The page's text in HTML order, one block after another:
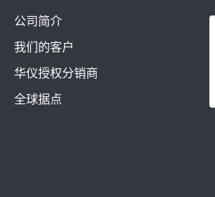
公司简介
我们的客户
华仪授权分销商
全球据点